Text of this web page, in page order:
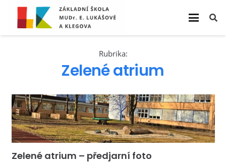
Rubrika:
Zelené atrium
Zelené atrium – předjarní foto